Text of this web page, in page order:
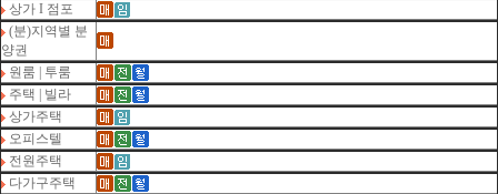
상가 I 점포
(분)지역별 분
양권
원룸 | 투룸
주택 | 빌라
상가주택
오피스텔
전원주택
다가구주택